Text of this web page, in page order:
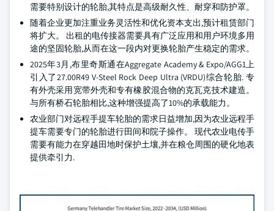
需要特别设计的轮胎,其特点是高级耐久性、耐穿和防护罩。
随着企业更加注重业务灵活性和优化资本支出,预计租赁部门
将扩大。 出租的电传接器需要具有广泛应用和用户环境多用
途的坚固轮胎,从而在这一段内对更换轮胎产生稳定的需求。
2025年3月,布里奇斯通在Aggregate Academy & Expo/AGG1上
引入了27.00R49 V-Steel Rock Deep Ultra (VRDU)综合轮胎. 专
有外壳采用宽带外壳和专有橡胶混合物的克瓦克技术建造。
与所有桥石轮胎相比,这种增强提高了10%的承载能力。
农业部门对远程手提车轮胎的需求日益增加,因为农业远程手
提车需要专门的轮胎进行田间和院子操作。 现代农业电传手
需要有能力在穿越田地时保护土壤,并在粮仓周围的硬化地表
提供牵引力.